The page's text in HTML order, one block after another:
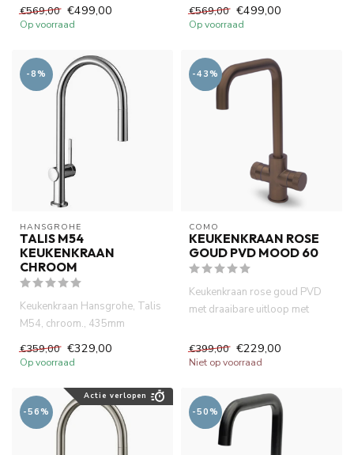
kraanuitloop, eenh...
€569,00 €499,00
Op voorraad
€569,00 €499,00
Op voorraad
-8%
HANSGROHE
TALIS M54
KEUKENKRAAN
CHROOM
Keukenkraan Hansgrohe, Talis
M54, chroom., 435mm
uitloo...
€359,00 €329,00
Op voorraad
-43%
COMO
KEUKENKRAAN ROSE
GOUD PVD MOOD 60
Keukenkraan rose goud PVD
met draaibare uitloop met
€399,00 €229,00
Niet op voorraad
Actie verlopen
-56% -50%